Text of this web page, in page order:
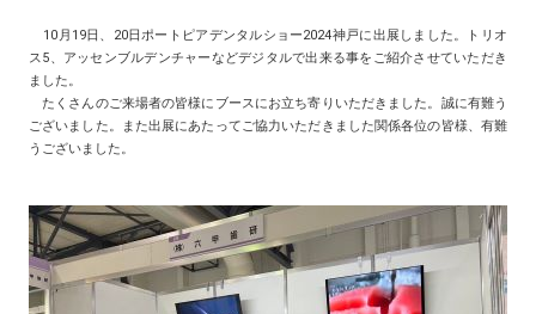
10月19日、20日ポートピアデンタルショー2024神戸に出展しました。トリオ
ス5、アッセンブルデンチャーなどデジタルで出来る事をご紹介させていただき
ました。
たくさんのご来場者の皆様にブースにお立ち寄りいただきました。誠に有難う
ございました。また出展にあたってご協力いただきました関係各位の皆様、有難
うございました。